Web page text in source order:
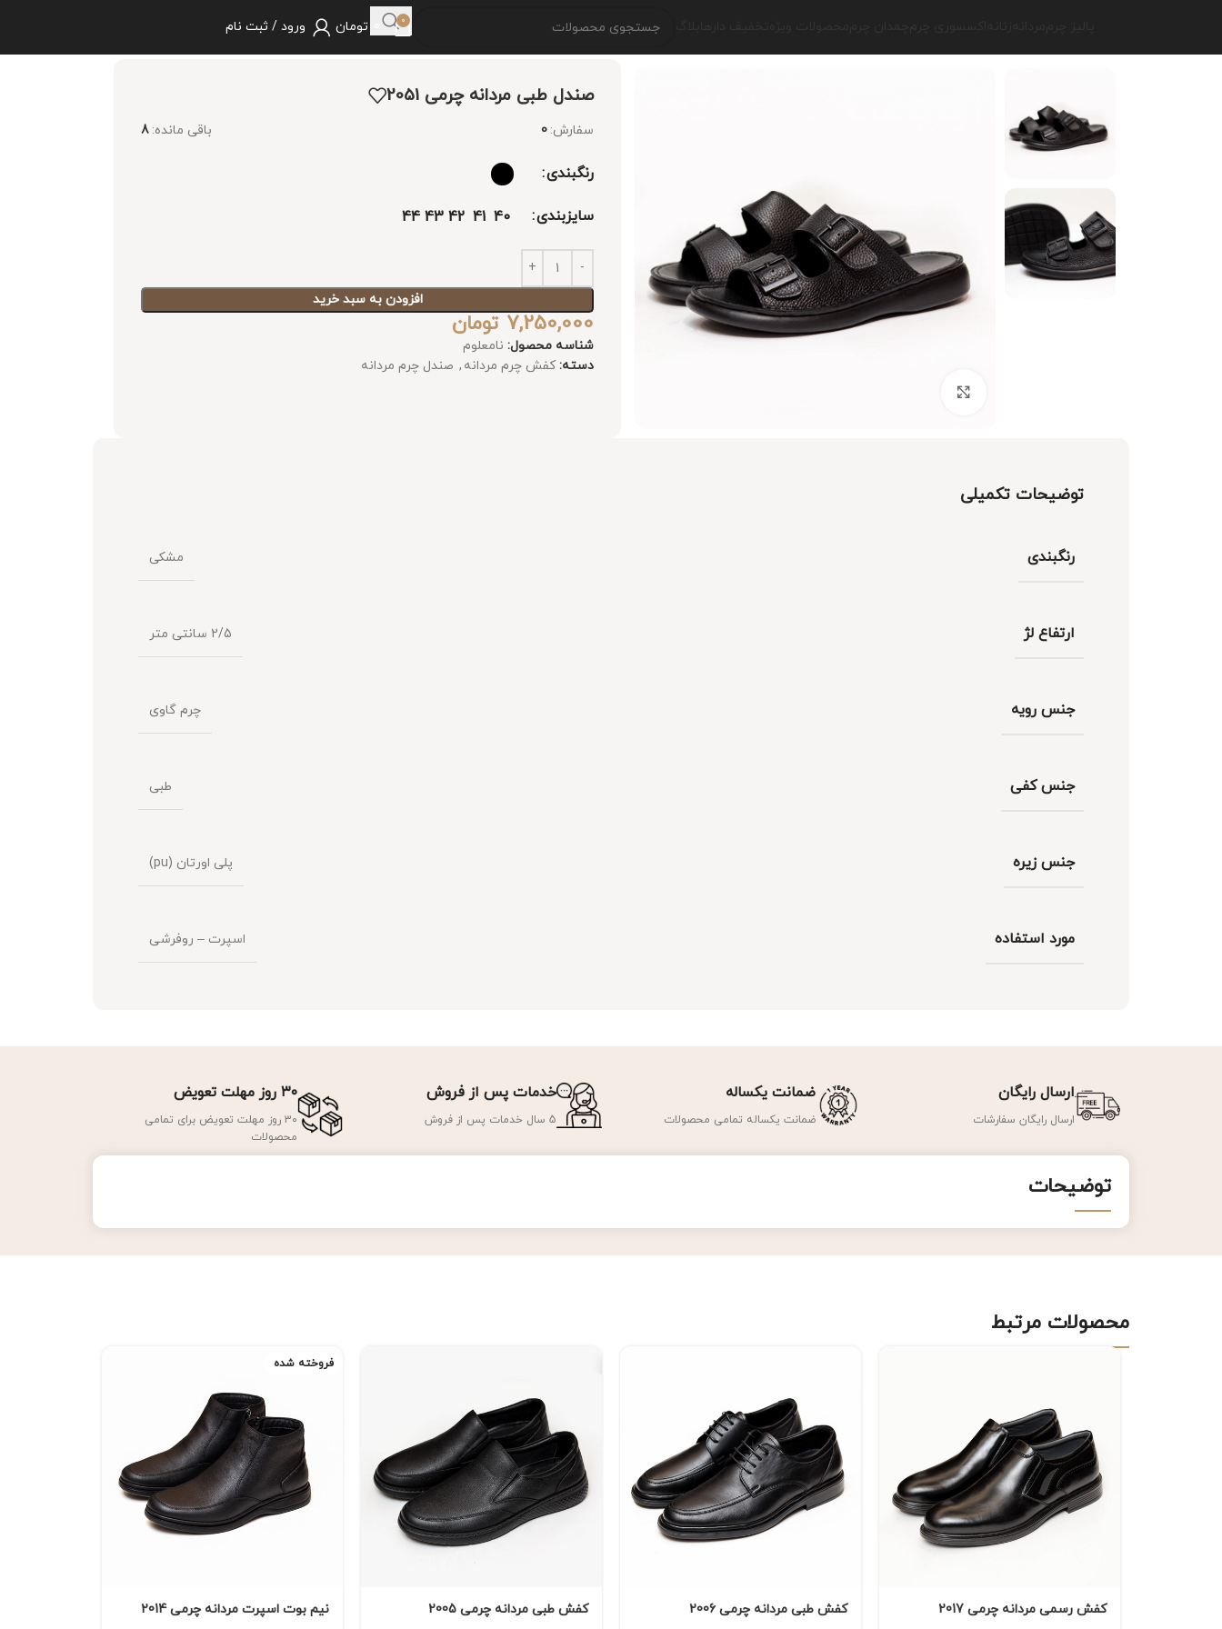
0 تومان ورود / ثبت نام
صندل طبی مردانه چرمی 2051
سفارش: 0 باقی مانده: 8
رنگبندی
سایزبندی 40
41
42
43
44
افزودن به سبد خرید
7,250,000 تومان
شناسه محصول: نامعلوم
دسته: کفش چرم مردانه , صندل چرم مردانه
توضیحات تکمیلی
رنگبندی مشکی
ارتفاع لژ 2/5 سانتی متر
جنس رویه چرم گاوی
جنس کفی طبی
جنس زیره پلی اورتان (pu)
مورد استفاده اسپرت – روفرشی
ارسال رایگان
ارسال رایگان سفارشات
ضمانت یکساله
ضمانت یکساله تمامی محصولات
خدمات پس از فروش
5 سال خدمات پس از فروش
۳۰ روز مهلت تعویض
۳۰ روز مهلت تعویض برای تمامی
محصولات
توضیحات
محصولات مرتبط
کفش رسمی مردانه چرمی 2017 کفش طبی مردانه چرمی 2006 کفش طبی مردانه چرمی 2005
فروخته شده
نیم بوت اسپرت مردانه چرمی 2014